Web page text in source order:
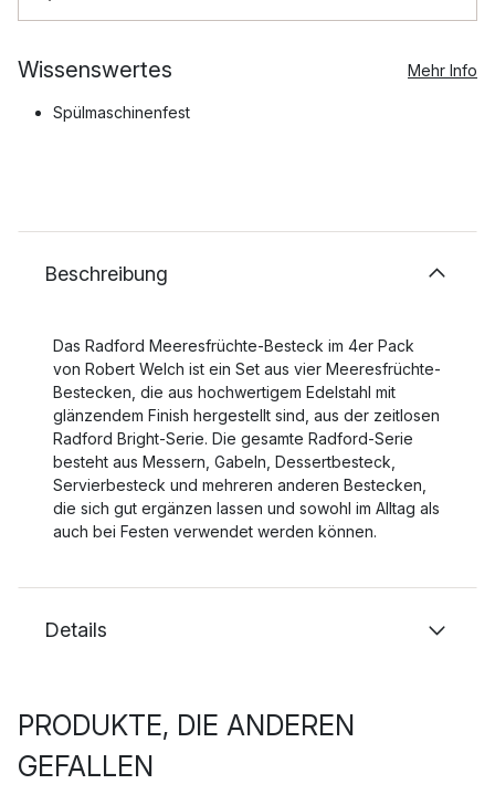
Wissenswertes Mehr Info
Spülmaschinenfest
Beschreibung
Das Radford Meeresfrüchte-Besteck im 4er Pack
von Robert Welch ist ein Set aus vier Meeresfrüchte-
Bestecken, die aus hochwertigem Edelstahl mit
glänzendem Finish hergestellt sind, aus der zeitlosen
Radford Bright-Serie. Die gesamte Radford-Serie
besteht aus Messern, Gabeln, Dessertbesteck,
Servierbesteck und mehreren anderen Bestecken,
die sich gut ergänzen lassen und sowohl im Alltag als
auch bei Festen verwendet werden können.
Details
PRODUKTE, DIE ANDEREN
GEFALLEN